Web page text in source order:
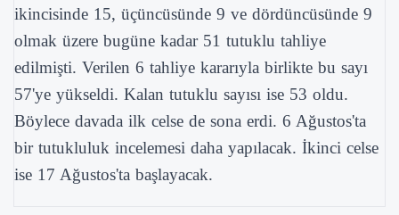
ikincisinde 15, üçüncüsünde 9 ve dördüncüsünde 9
olmak üzere bugüne kadar 51 tutuklu tahliye
edilmişti. Verilen 6 tahliye kararıyla birlikte bu sayı
57'ye yükseldi. Kalan tutuklu sayısı ise 53 oldu.
Böylece davada ilk celse de sona erdi. 6 Ağustos'ta
bir tutukluluk incelemesi daha yapılacak. İkinci celse
ise 17 Ağustos'ta başlayacak.